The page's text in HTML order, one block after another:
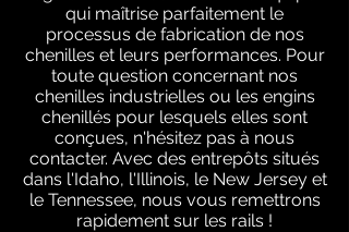
qui maîtrise parfaitement le
processus de fabrication de nos
chenilles et leurs performances. Pour
toute question concernant nos
chenilles industrielles ou les engins
chenillés pour lesquels elles sont
conçues, n'hésitez pas à nous
contacter. Avec des entrepôts situés
dans l'Idaho, l'Illinois, le New Jersey et
le Tennessee, nous vous remettrons
rapidement sur les rails !